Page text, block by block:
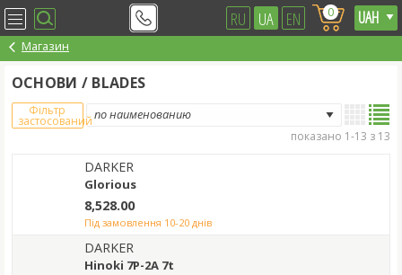
RU UA EN 0
Магазин
ОСНОВИ / BLADES
Фільтр
застосований
показано 1-13 з 13
DARKER
Glorious
8,528.00
під замовлення 10-20 днів
DARKER
Hinoki 7P-2A 7t